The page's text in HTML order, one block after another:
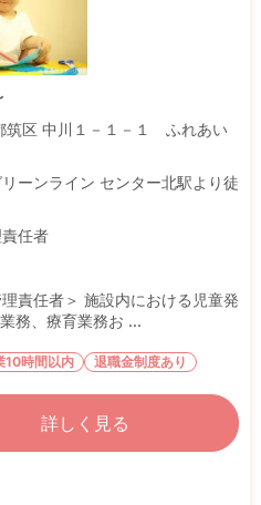
筑区 中川１－１－１ ふれあい
ーンライン センター北駅より徒
任者
責任者＞ 施設内における児童発
務、療育業務お ...
10時間以内 退職金制度あり
詳しく見る